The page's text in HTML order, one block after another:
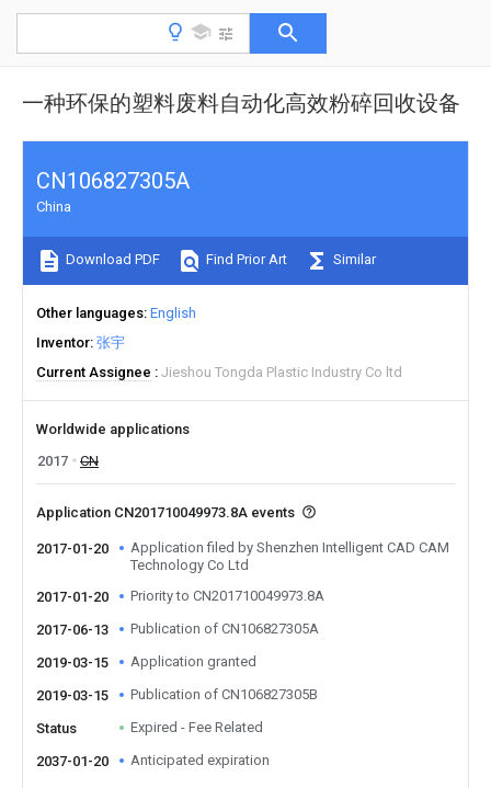
一种环保的塑料废料自动化高效粉碎回收设备
CN106827305A
China
Download PDF Find Prior Art Similar
Other languages English
Inventor 张宇
Current Assignee
Jieshou Tongda Plastic Industry Co ltd
Worldwide applications
2017
CN
Application CN201710049973.8A events
2017-01-20
Application filed by Shenzhen Intelligent CAD CAM
Technology Co Ltd
2017-01-20
Priority to CN201710049973.8A
2017-06-13 Publication of CN106827305A
2019-03-15 Application granted
2019-03-15 Publication of CN106827305B
Status Expired - Fee Related
2037-01-20 Anticipated expiration